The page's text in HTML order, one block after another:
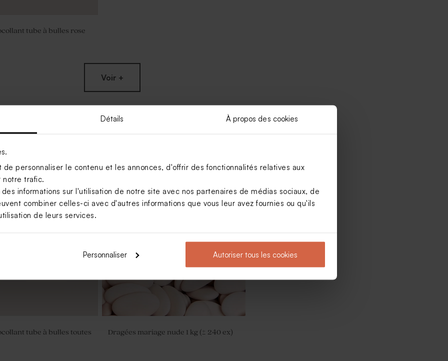
Détails À propos des cookies
personnaliser le contenu et les annonces, d'offrir des fonctionnalités relatives aux
notre trafic.
informations sur l'utilisation de notre site avec nos partenaires de médias sociaux, de
combiner celles-ci avec d'autres informations que vous leur avez fournies ou qu'ils
de leurs services.
Personnaliser Autoriser tous les cookies
tube à bulles rose
Voir +
tube à bulles toutes
Dragées mariage nude 1 kg (± 240 ex)